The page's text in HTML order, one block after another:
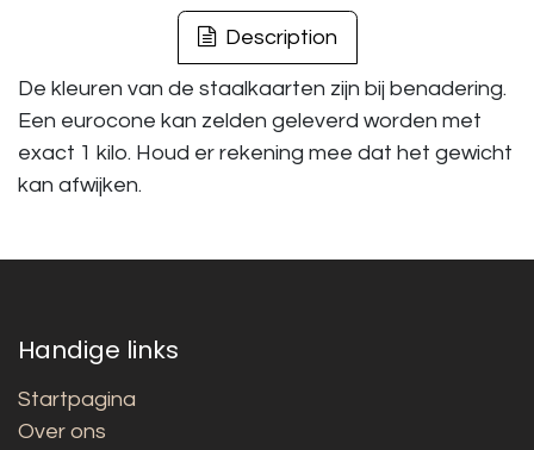
Description
De kleuren van de staalkaarten zijn bij benadering.
Een eurocone kan zelden geleverd worden met
exact 1 kilo. Houd er rekening mee dat het gewicht
kan afwijken.
Handige links
Startpagina
Over ons